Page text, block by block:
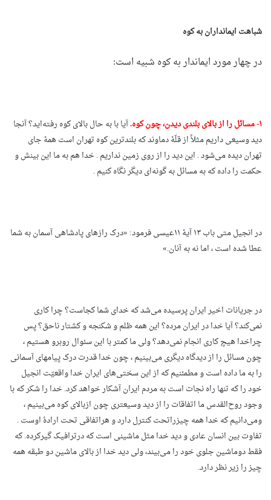
شباهت ایمانداران به کوه
در چهار مورد ایماندار به کوه شبیه است:
۱- مسائل را از بالای بلندی دیدن، چون کوه.
آیا با به حا‌ل بالای کوه رفته‌اید؟ آنجا
دید وسیعی داریم مثلاً از قلّۀ دماوند که بلندترین کوه تهران است همۀ جای
تهران دیده می‌شود . این دید را از روی زمین نداریم . خدا هم به ما این بینش و
حکمت را داده که به مسائل به گونه‌ای دیگر نگاه کنیم .
در انجیل متی باب ۱۳ آیۀ ۱۱عیسی فرمود: «درک رازهای پادشاهی آسمان به شما
عطا شده است ، اما نه به آنان.»
در جریانات اخیر ایران پرسیده می‌شد که خدای شما کجاست؟ چرا کاری
نمی‌کند؟ آیا خدا در ایران مرده؟ این همه ظلم و شکنجه و کشتار ناحق؟ پس
چراخدا هیچ کاری انجام نمی‌دهد؟ ولی ما کمتر با این سئوال روبرو هستیم ،
چون مسائل را از دیدگاه دیگری می‌بینیم ، چون خدا قدرت درک پیامهای آسمانی
را به ما داده است و مطمئنیم که از این سختی‌های ایران خدا واقعیّت انجیل
خود را که تنها راه نجات است به مردم ایران آشکار خواهد کرد. خدا را شکر که با
وجود روح‌القدس ما اتفاقات را از دید وسیعتری چون ازبالای کوه می‌بینیم ،
ومی‌دانیم که خدا همه چیزراتحت کنترل دارد و هراتفاقی تحت ارادۀ اوست .
تفاوت بین انسان عادی و دید خدا مثل ماشینی است که درترافیک گیرکرده. که
فقط دوماشین جلوی خود را می‌بیند، ولی دید خدا از بالای ماشین دو طبقه همه
چیز را زیر نظر دارد.